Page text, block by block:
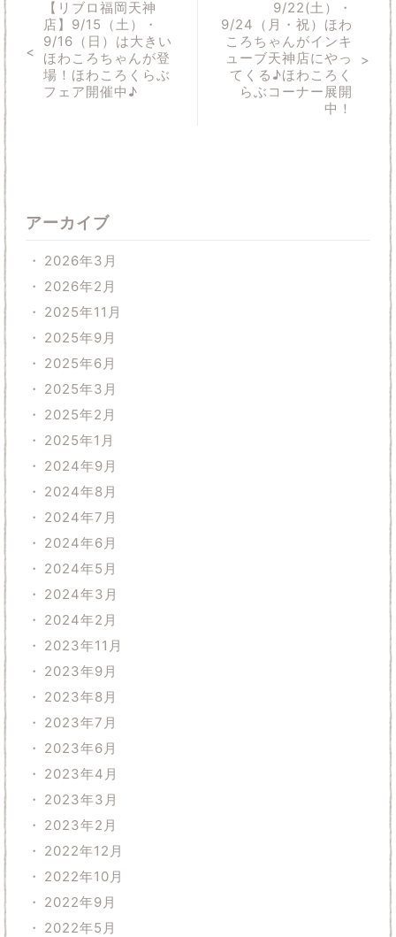
【リブロ福岡天神
店】9/15（土）・
9/16（日）は大きい
ほわころちゃんが登
場！ほわころくらぶ
フェア開催中♪
9/22(土）・
9/24（月・祝）ほわ
ころちゃんがインキ
ューブ天神店にやっ
てくる♪ほわころく
らぶコーナー展開
中！
アーカイブ
2026年3月
2026年2月
2025年11月
2025年9月
2025年6月
2025年3月
2025年2月
2025年1月
2024年9月
2024年8月
2024年7月
2024年6月
2024年5月
2024年3月
2024年2月
2023年11月
2023年9月
2023年8月
2023年7月
2023年6月
2023年4月
2023年3月
2023年2月
2022年12月
2022年10月
2022年9月
2022年5月